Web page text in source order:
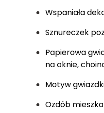
Wspaniała
Sznureczek
Papierowa
na oknie,
Motyw
Ozdób